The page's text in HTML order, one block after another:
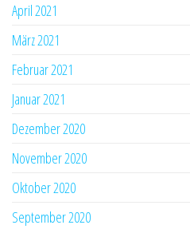
April 2021
März 2021
Februar 2021
Januar 2021
Dezember 2020
November 2020
Oktober 2020
September 2020